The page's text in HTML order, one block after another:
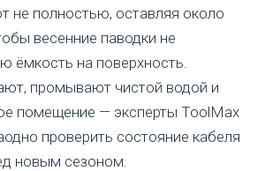
не полностью, оставляя около
весенние паводки не
ёмкость на поверхность.
промывают чистой водой и
помещение — эксперты ToolMax
проверить состояние кабеля
новым сезоном.